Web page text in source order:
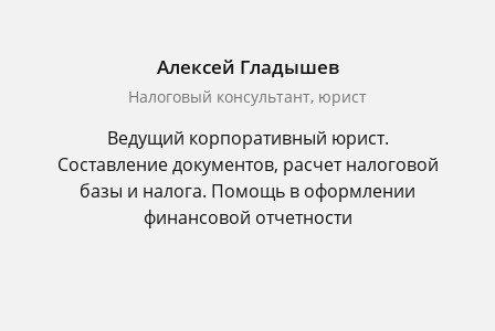
Алексей Гладышев
Налоговый консультант, юрист
Ведущий корпоративный юрист.
Составление документов, расчет налоговой
базы и налога. Помощь в оформлении
финансовой отчетности